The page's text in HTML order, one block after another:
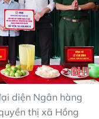
diện Ngân hàng
thị xã Hồng